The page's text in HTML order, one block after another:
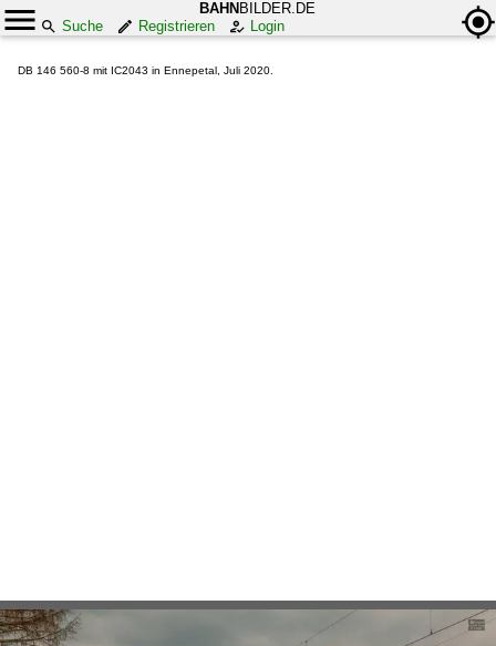
BAHN BILDER.DE
Suche
Registrieren Login
DB 146 560-8 mit IC2043 in Ennepetal, Juli 2020.